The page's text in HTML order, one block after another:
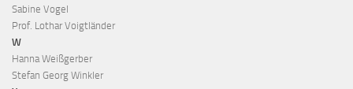
Sabine Vogel
Prof. Lothar Voigtländer
W
Hanna Weißgerber
Stefan Georg Winkler